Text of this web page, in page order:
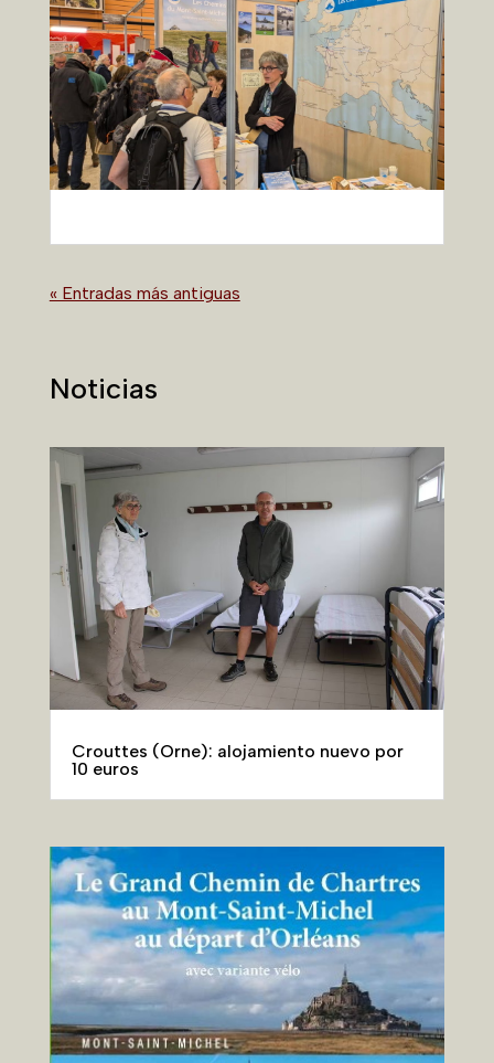
« Entradas más antiguas
Noticias
Crouttes (Orne): alojamiento nuevo por
10 euros